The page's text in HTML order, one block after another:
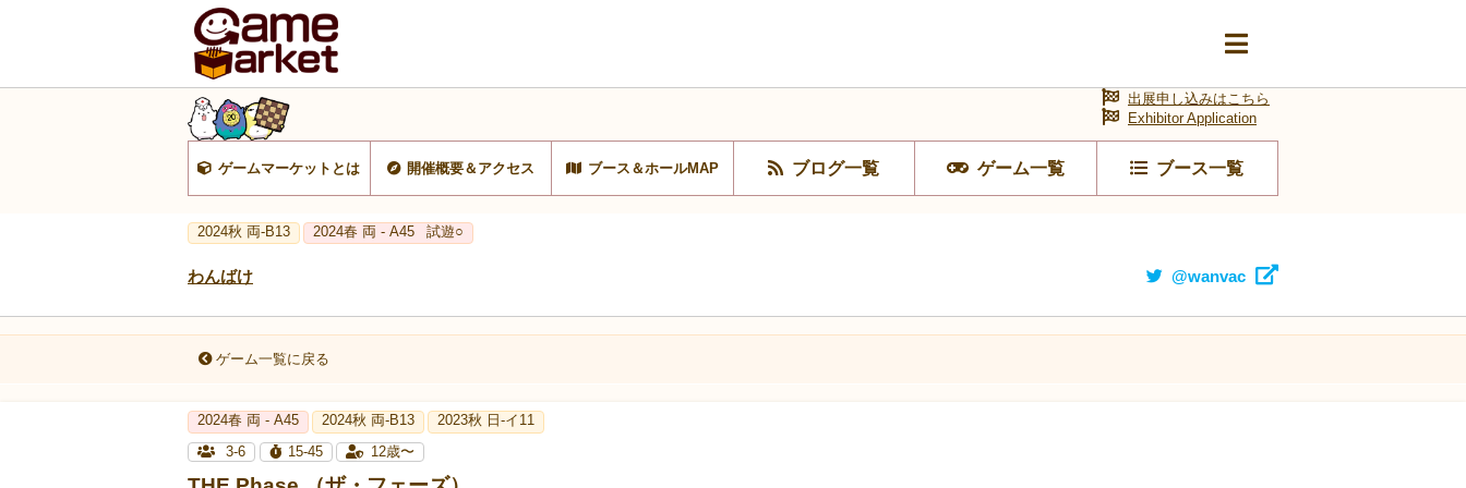
ゲームマーケットとは 開催概要＆アクセス ブース＆ホールMAP ブログ一覧 ゲーム一覧 ブース一覧
出展申し込みはこちら
Exhibitor Application
2024秋 両-B13 2024春 両 - A45 試遊○
わんばけ @wanvac
ゲーム一覧に戻る
2024春 両 - A45 2024秋 両-B13
2023秋 日-イ11
3-6
15-45 12歳〜